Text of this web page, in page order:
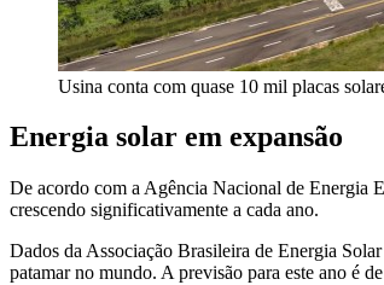
Usina conta com quase 10 mil placas
Energia solar em expansão
De acordo com a Agência Nacional de Energia
crescendo significativamente a cada ano.
Dados da Associação Brasileira de Energia
patamar no mundo. A previsão para este ano é